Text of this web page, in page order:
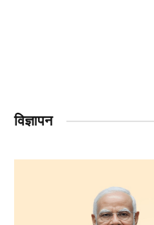
विज्ञापन